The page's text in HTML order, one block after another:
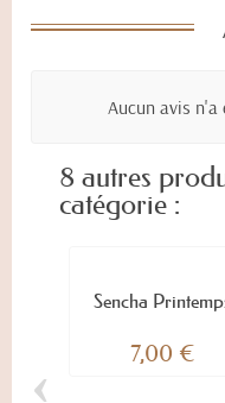
Aucun avis n'a
8 autres
catégorie :
Sencha
7,00 €
‹